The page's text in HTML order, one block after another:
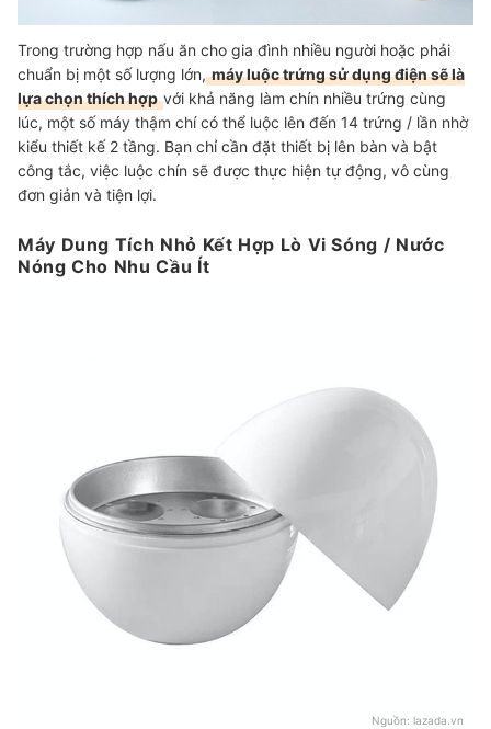
Trong trường hợp nấu ăn cho gia đình nhiều người hoặc phải
chuẩn bị một số lượng lớn,máy luộc trứng sử dụng điện sẽ là
lựa chọn thích hợpvới khả năng làm chín nhiều trứng cùng
lúc, một số máy thậm chí có thể luộc lên đến 14 trứng / lần nhờ
kiểu thiết kế 2 tầng. Bạn chỉ cần đặt thiết bị lên bàn và bật
công tắc, việc luộc chín sẽ được thực hiện tự động, vô cùng
đơn giản và tiện lợi.
Máy Dung Tích Nhỏ Kết Hợp Lò Vi Sóng / Nước
Nóng Cho Nhu Cầu Ít
Nguồn: lazada.vn